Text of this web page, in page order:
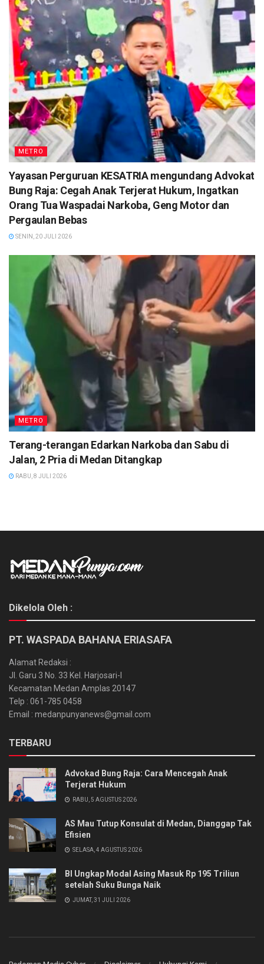
METRO
Yayasan Perguruan KESATRIA mengundang Advokat
Bung Raja: Cegah Anak Terjerat Hukum, Ingatkan
Orang Tua Waspadai Narkoba, Geng Motor dan
Pergaulan Bebas
SENIN, 20 JULI 2026
METRO
Terang-terangan Edarkan Narkoba dan Sabu di
Jalan, 2 Pria di Medan Ditangkap
RABU, 8 JULI 2026
Dikelola Oleh :
PT. WASPADA BAHANA ERIASAFA
Alamat Redaksi :
Jl. Garu 3 No. 33 Kel. Harjosari-I
Kecamatan Medan Amplas 20147
Telp : 061-785 0458
Email : medanpunyanews@gmail.com
TERBARU
Advokad Bung Raja: Cara Mencegah Anak
Terjerat Hukum
RABU, 5 AGUSTUS 2026
AS Mau Tutup Konsulat di Medan, Dianggap Tak
Efisien
SELASA, 4 AGUSTUS 2026
BI Ungkap Modal Asing Masuk Rp 195 Triliun
setelah Suku Bunga Naik
JUMAT, 31 JULI 2026